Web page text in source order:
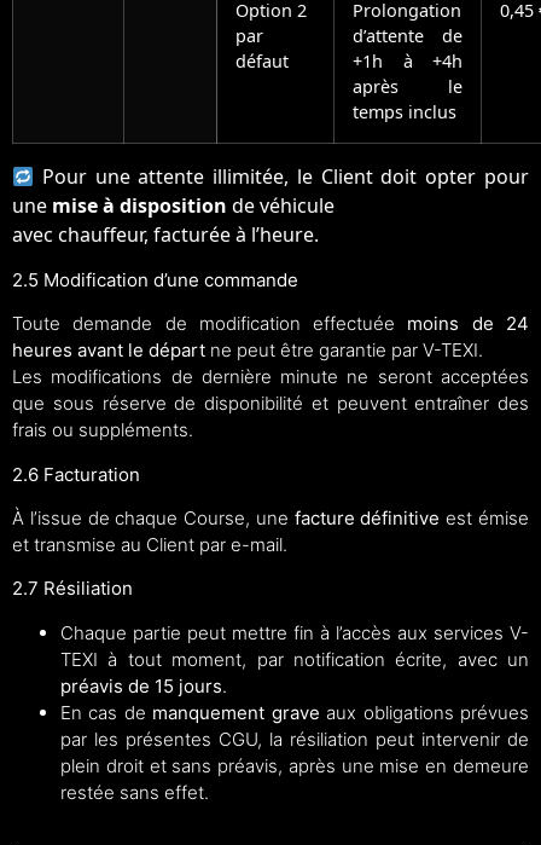
Option 2
par
défaut
Prolongation
d’attente de
+1h à +4h
après le
temps inclus
0,45
Pour une attente illimitée, le Client doit opter pour
une mise à disposition de véhicule
avec chauffeur, facturée à l’heure.
2.5 Modification d’une commande
Toute demande de modification effectuée moins de 24
heures avant le départ ne peut être garantie par V-TEXI.
Les modifications de dernière minute ne seront acceptées
que sous réserve de disponibilité et peuvent entraîner des
frais ou suppléments.
2.6 Facturation
À l’issue de chaque Course, une facture définitive est émise
et transmise au Client par e-mail.
2.7 Résiliation
Chaque partie peut mettre fin à l’accès aux services V-
TEXI à tout moment, par notification écrite, avec un
préavis de 15 jours.
En cas de manquement grave aux obligations prévues
par les présentes CGU, la résiliation peut intervenir de
plein droit et sans préavis, après une mise en demeure
restée sans effet.